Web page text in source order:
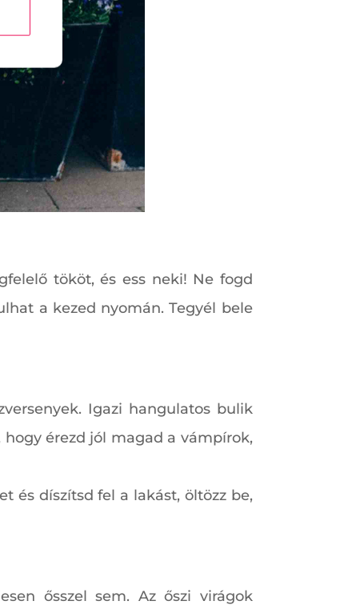
tököt, és ess neki! Ne fogd
a kezed nyomán. Tegyél bele
Igazi hangulatos bulik
érezd jól magad a vámpírok,
és díszítsd fel a lakást, öltözz be,
ősszel sem. Az őszi virágok